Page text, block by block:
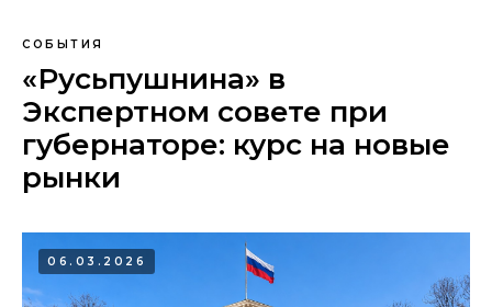
СОБЫТИЯ
«Русьпушнина» в
Экспертном совете при
губернаторе: курс на новые
рынки
06.03.2026